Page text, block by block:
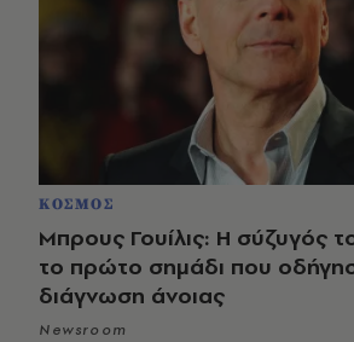
ΚΟΣΜΟΣ
Μπρους Γουίλις: Η σύζυγός
το πρώτο σημάδι που
διάγνωση άνοιας
Newsroom